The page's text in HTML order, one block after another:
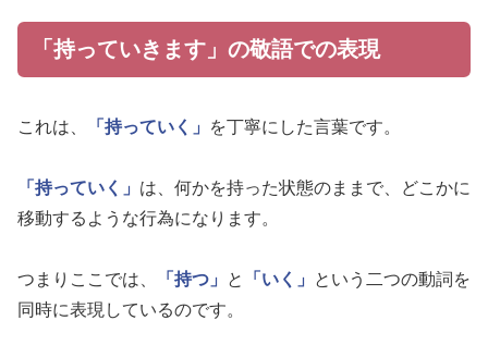
「持っていきます」の敬語での表現
これは、 「持っていく」 を丁寧にした言葉です。
「持っていく」 は、何かを持った状態のままで、どこかに
移動するような行為になります。
つまりここでは、 「持つ」 と 「いく」
という二つの動詞を
同時に表現しているのです。